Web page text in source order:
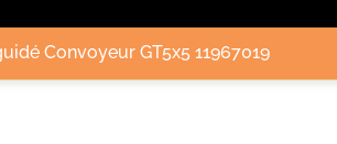
Convoyeur GT5x5 11967019